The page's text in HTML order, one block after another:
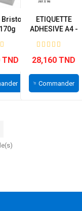
ETIQUETTE
ADHESIVE A4 -
100...
28,160 TND
Commander